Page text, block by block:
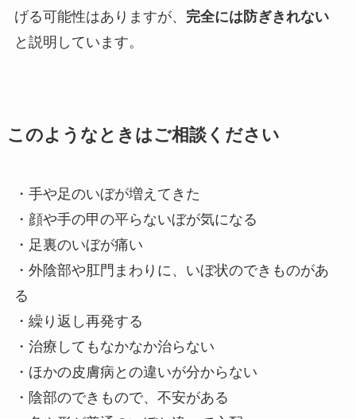
げる可能性はありますが、 完全には防ぎきれない
と説明しています。
このようなときはご相談ください
・手や足のいぼが増えてきた
・顔や手の甲の平らないぼが気になる
・足裏のいぼが痛い
・外陰部や肛門まわりに、いぼ状のできものがあ
る
・繰り返し再発する
・治療してもなかなか治らない
・ほかの皮膚病との違いが分からない
・陰部のできもので、不安がある